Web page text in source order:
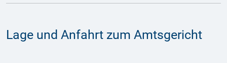
Lage und Anfahrt zum Amtsgericht